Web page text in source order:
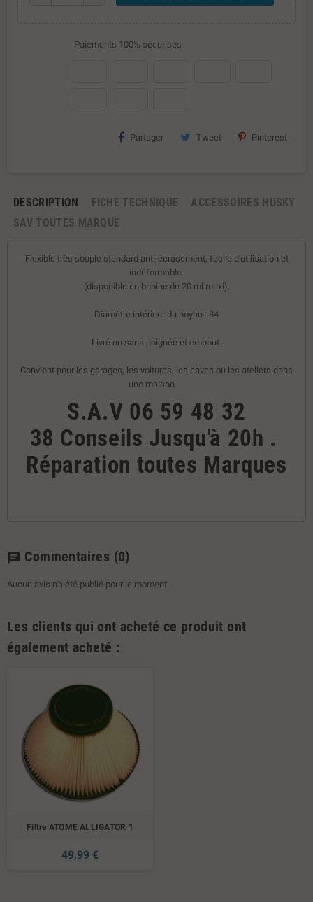
Paiements 100% sécurisés
Partager Tweet Pinterest
DESCRIPTION FICHE TECHNIQUE
ACCESSOIRES HUSKY
SAV TOUTES MARQUE
Flexible très souple standard anti-écrasement, facile d'utilisation et
indéformable.
(disponible en bobine de 20 ml maxi).
Diamètre intérieur du boyau : 34
Livré nu sans poignée et embout.
Convient pour les garages, les voitures, les caves ou les ateliers dans
une maison.
S.A.V 06 59 48 32
38 Conseils Jusqu'à 20h .
Réparation toutes Marques
chat Commentaires (0)
Aucun avis n'a été publié pour le moment.
Les clients qui ont acheté ce produit ont
également acheté :
Filtre ATOME ALLIGATOR 1
49,99 €